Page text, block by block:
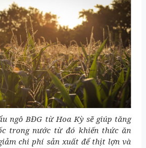
ngô BĐG từ Hoa Kỳ sẽ giúp tăng
trong nước từ đó khiến thức ăn
chi phí sản xuất để thịt lợn và